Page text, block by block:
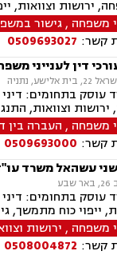
ירושות וצוואות,
אפוטרופסות, הסכמי
הורות חד מינית,
חלוקת רכוש, מעמד
מתנה, גישור
סכסוך בין בעלי
משפט אזרחי, סכסוך
משפחה ,גישור
קשר: 0509693027
דין לענייני
אלישע, נתניה
עוסק בתחומים:
ירושות וצוואות,
כוח מתמשך, הסכמי
בציבור,
גירושין, הורות חד
זמני שהות,
משפחה , העברה בין
קשר: 0509693000
עשהאל משרד
עוסק בתחומים:
ייפוי כוח מתמשך,
אזרחיים, מעמד
לצוואות,
משפחה , ירושות
קשר: 0508004872